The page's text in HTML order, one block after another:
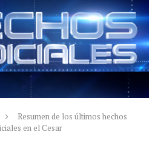
Resumen de los últimos hechos
en el Cesar